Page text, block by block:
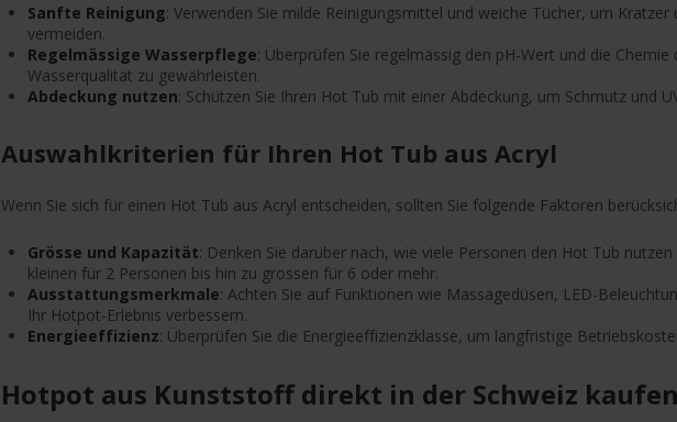
Sanfte Reinigung: Verwenden Sie milde Reinigungsmittel und weiche Tücher, um Kratzer
vermeiden.
Regelmässige Wasserpflege: Überprüfen Sie regelmässig den pH-Wert und die
Wasserqualität zu gewährleisten.
Abdeckung nutzen: Schützen Sie Ihren Hot Tub mit einer Abdeckung, um Schmutz und
Auswahlkriterien für Ihren Hot Tub aus Acryl
Wenn Sie sich für einen Hot Tub aus Acryl entscheiden, sollten Sie folgende Faktoren
Grösse und Kapazität: Denken Sie darüber nach, wie viele Personen den Hot Tub
kleinen für 2 Personen bis hin zu grossen für 6 oder mehr.
Ausstattungsmerkmale: Achten Sie auf Funktionen wie Massagedüsen, LED-
Ihr Hotpot-Erlebnis verbessern.
Energieeffizienz: Überprüfen Sie die Energieeffizienzklasse, um langfristige
Hotpot aus Kunststoff direkt in der Schweiz kaufen